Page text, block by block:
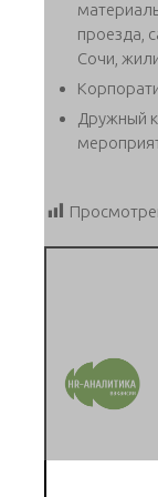
проезда,
Сочи,
Дружный